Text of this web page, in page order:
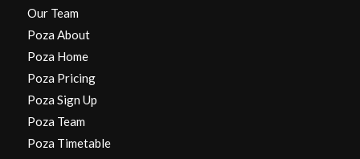
Our Team
Poza About
Poza Home
Poza Pricing
Poza Sign Up
Poza Team
Poza Timetable